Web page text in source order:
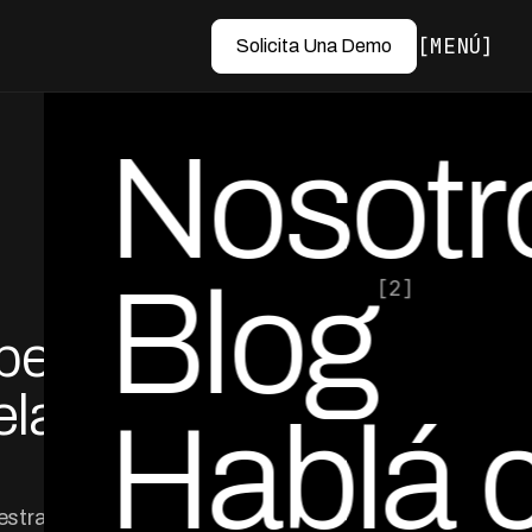
Solicita Una Demo MENÚ
Blog[2]
Hablá
de
por Ed Escobar
Co-Founder & CEO